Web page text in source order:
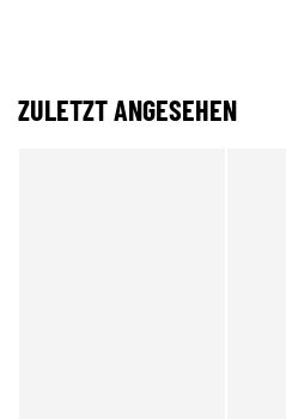
ZULETZT ANGESEHEN